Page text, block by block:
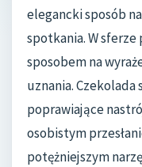
elegancki sposób
spotkania. W
sposobem na
uznania. Czekolada
poprawiające
osobistym
potężniejszym